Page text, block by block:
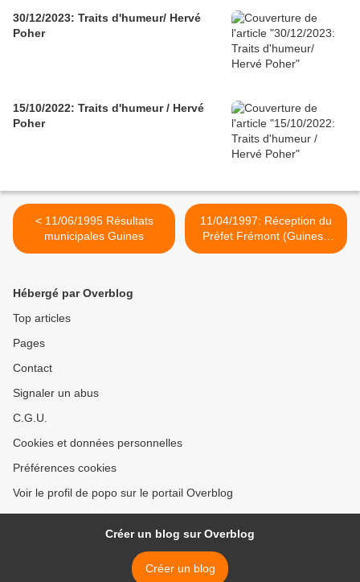
30/12/2023: Traits d'humeur/ Hervé
Poher
15/10/2022: Traits d'humeur / Hervé
Poher
< 11/06/1995 Résultats
municipales Guines
11/04/1997: Réception du
Préfet Frémont (Guines)/
Hervé Poher >
Hébergé par Overblog
Top articles
Pages
Contact
Signaler un abus
C.G.U.
Cookies et données personnelles
Préférences cookies
Voir le profil de popo sur le portail Overblog
Créer un blog sur Overblog
Créer un blog